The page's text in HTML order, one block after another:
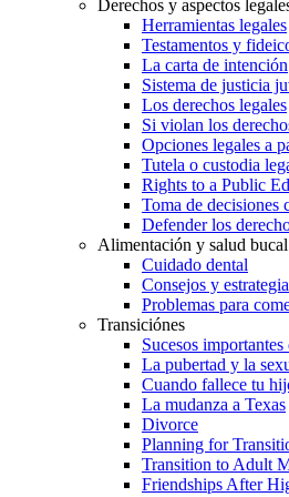
Derechos y aspectos
Herramientas legales
Testamentos y
La carta de intención
Sistema de justicia
Los derechos legales
Si violan los
Opciones legales a
Tutela o custodia
Rights to a Public
Toma de decisiones
Defender los
Alimentación y salud bucal
Cuidado dental
Consejos y
Problemas para
Transiciónes
Sucesos
La pubertad y la
Cuando fallece tu
La mudanza a Texas
Divorce
Planning for
Transition to Adult
Friendships After